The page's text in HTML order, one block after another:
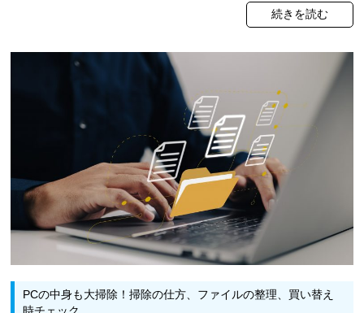
続きを読む
PCの中身も大掃除！掃除の仕方、ファイルの整理、買い替え